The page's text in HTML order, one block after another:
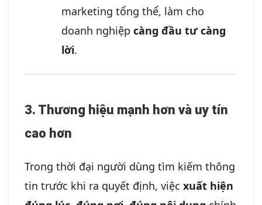
marketing tổng thể, làm cho
doanh nghiệpcàng đầu tư càng
lời.
3. Thương hiệu mạnh hơn và uy tín
cao hơn
Trong thời đại người dùng tìm kiếm thông
tin trước khi ra quyết định, việc xuất hiện